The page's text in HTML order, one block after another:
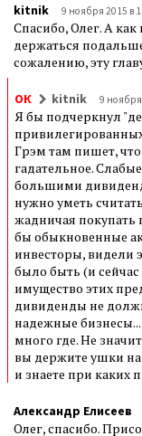
kitnik 9 ноября 2015 в
Спасибо, Олег. А
держаться
сожалению, эту
ОК kitnik 9 ноября
Я бы подчеркнул
Грэм там пишет,
гадательное.
большими
нужно уметь
жадничая покупать
бы обыкновенные
инвесторы, видели
было быть (и
имущество этих
дивиденды не
надежные
много где. Не
вы держите ушки
и знаете при каких
Александр Елисеев
Олег, спасибо.